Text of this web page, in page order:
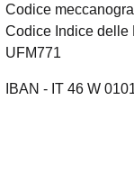
Codice
Codice Indice delle
UFM771
IBAN - IT 46 W